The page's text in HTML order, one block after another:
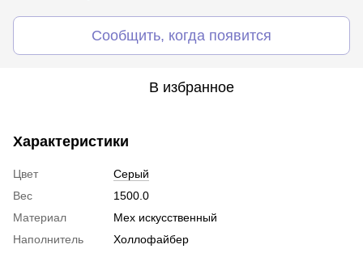
Сообщить, когда появится
В избранное
Характеристики
Цвет
Серый
Вес
1500.0
Материал
Мех искусственный
Наполнитель
Холлофайбер